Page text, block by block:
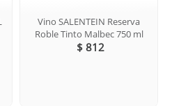
Vino SALENTEIN Reserva
Roble Tinto Malbec 750 ml
$ 812